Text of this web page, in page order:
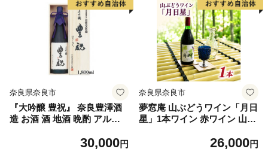
黒ビール IPA ipa ペールエー
ル ギフト 酒 お酒 アルコール
飲料 奈良県 奈良市 U-52
奈良県奈良市
『大吟醸 豊祝』 奈良豊澤酒
造 お酒 酒 地酒 晩酌 アルコ
ギフト 奈良県 奈良市 G-16
30,000円
奈良県奈良市
夢窓庵 山ぶどうワイン「月日
星」1本ワイン 赤ワイン 山ぶ
イン お酒 日本ワイン お酒 人
26,000円